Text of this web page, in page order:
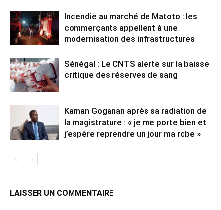
Incendie au marché de Matoto : les
commerçants appellent à une
modernisation des infrastructures
Sénégal : Le CNTS alerte sur la baisse
critique des réserves de sang
Kaman Goganan après sa radiation de
la magistrature : « je me porte bien et
j’espère reprendre un jour ma robe »
LAISSER UN COMMENTAIRE